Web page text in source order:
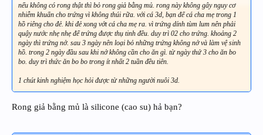
nếu không có rong thật thì bỏ rong giả bằng mủ. rong này không gây nguy cơ
nhiễm khuẩn cho trứng vì không thúi rữa. với cá 3d, bạn để cá cha mẹ trong 1
hồ riêng cho đẻ. khi đẻ xong vớt cá cha mẹ ra. vì trứng dính tùm lum nên phải
quậy nước nhẹ nhẹ để trứng được thụ tinh đều. duy trì 02 cho trứng. khoảng 2
ngày thì trứng nở. sau 3 ngày nên loại bỏ những trứng không nở và làm vệ sinh
hồ. trong 2 ngày đầu sau khi nở không cần cho ăn gì. từ ngày thứ 3 cho ăn bo
bo. duy trì thức ăn bo bo trong ít nhất 2 tuần đều tiên.
1 chút kinh nghiệm học hỏi được từ những người nuôi 3d.
Rong giả bằng mủ là silicone (cao su) hả bạn?